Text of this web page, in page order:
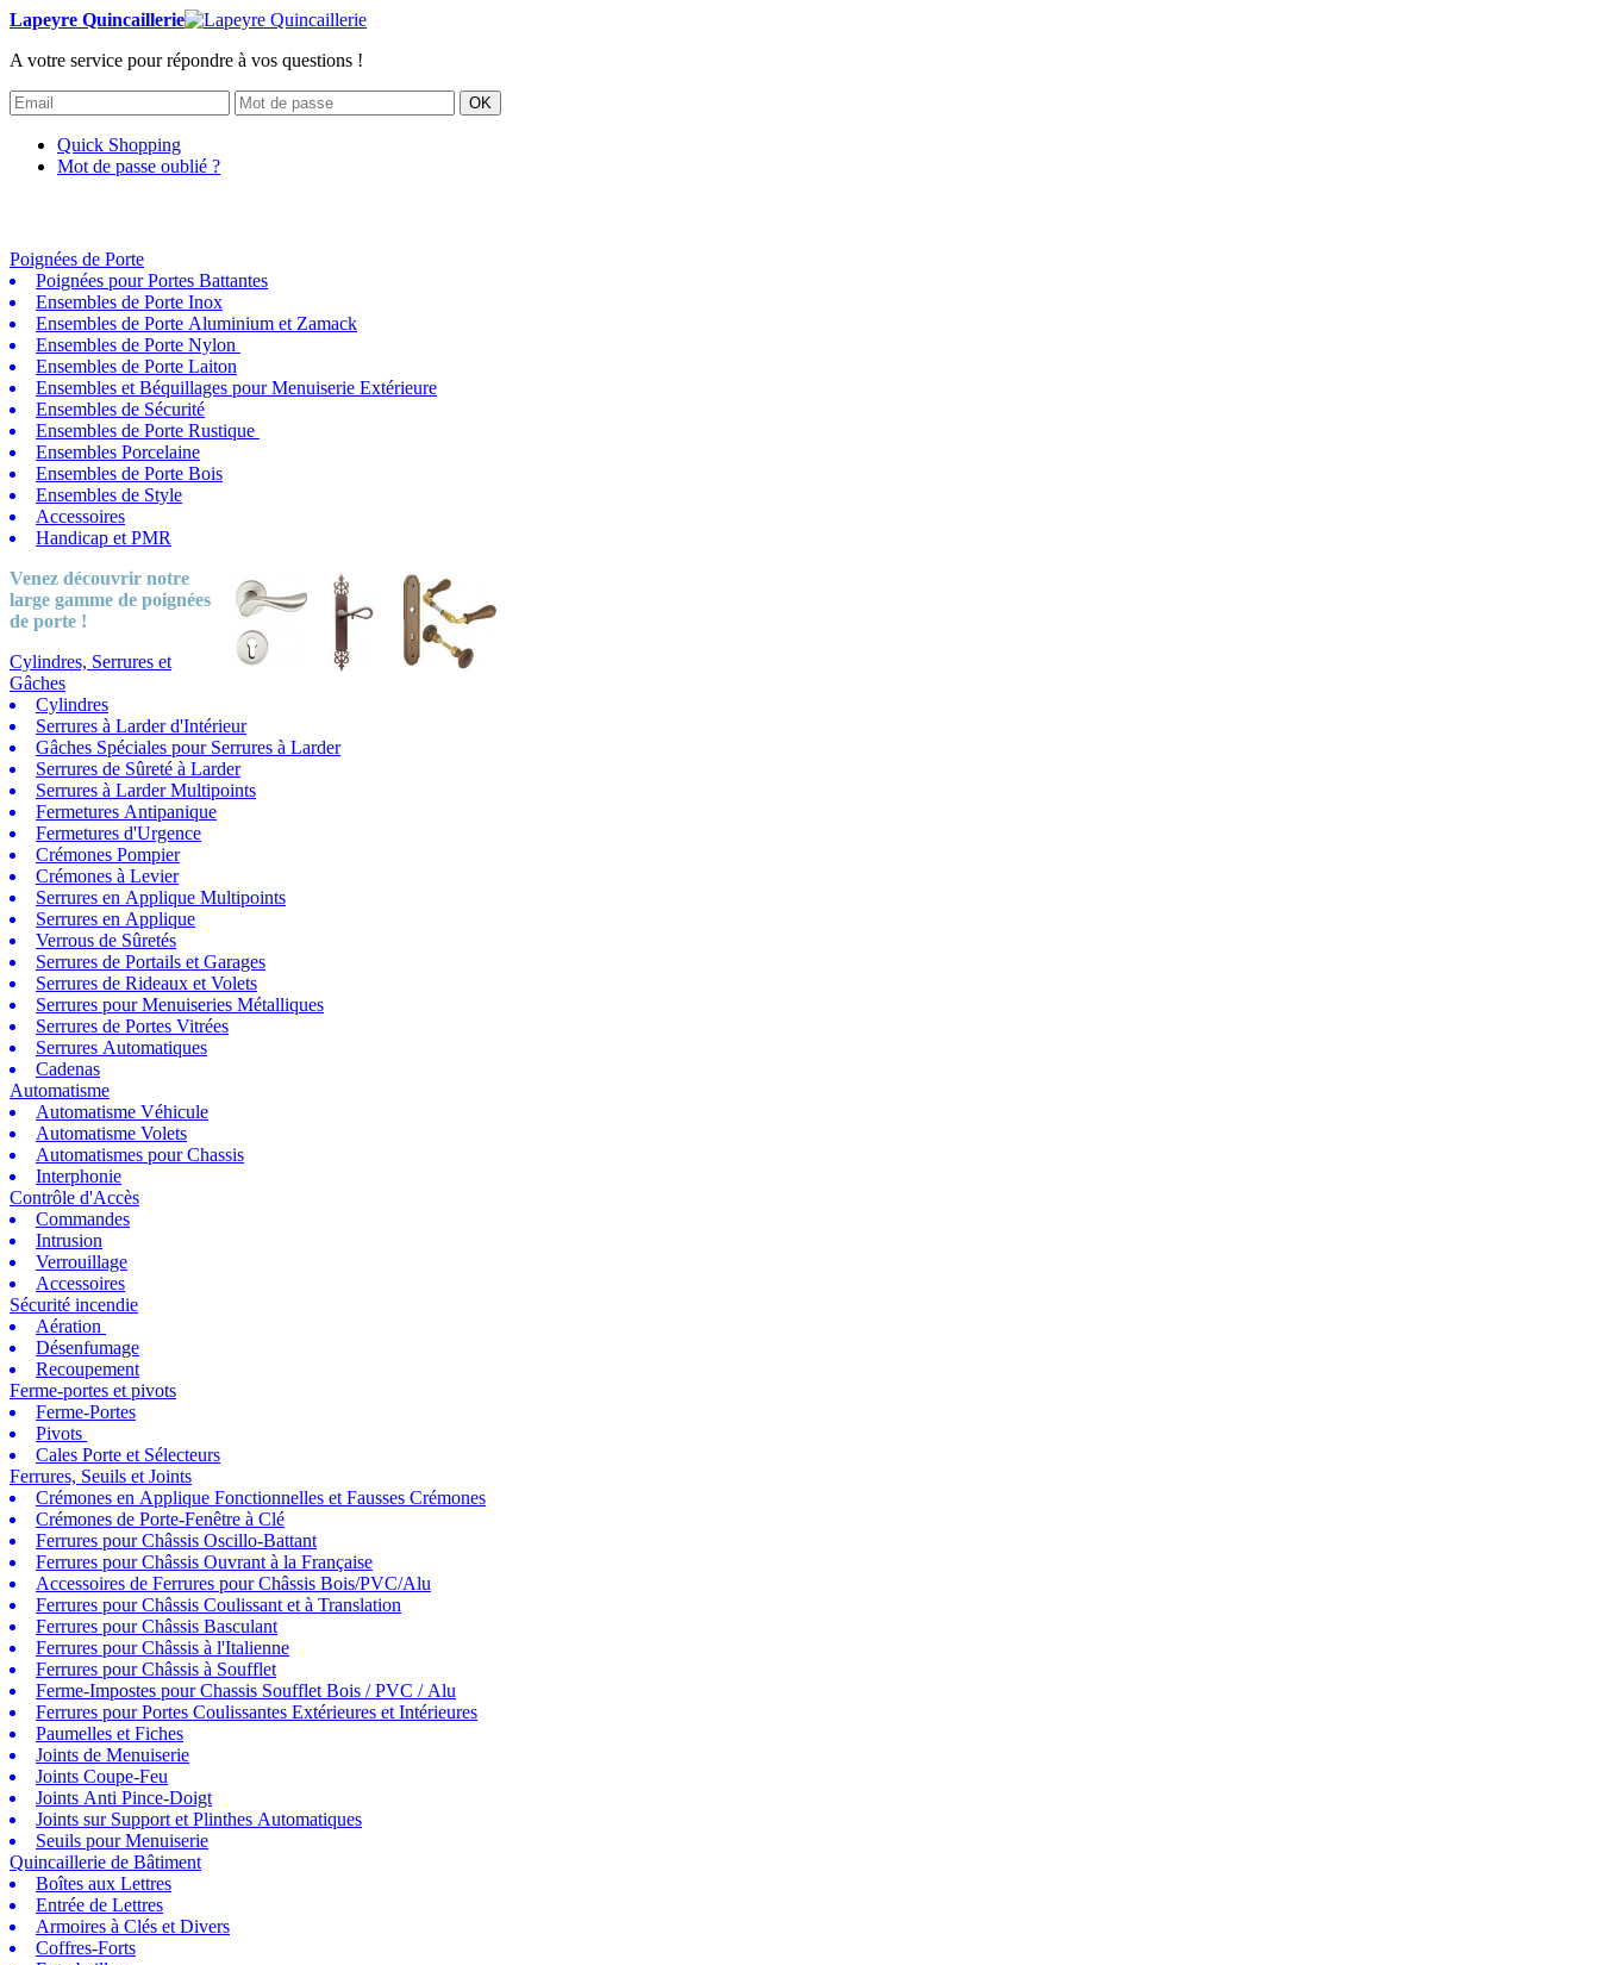
Lapeyre Quincaillerie
A votre service pour répondre à vos questions !
OK
Quick Shopping
Mot de passe oublié ?
Poignées de Porte
Poignées pour Portes Battantes
Ensembles de Porte Inox
Ensembles de Porte Aluminium et Zamack
Ensembles de Porte Nylon
Ensembles de Porte Laiton
Ensembles et Béquillages pour Menuiserie Extérieure
Ensembles de Sécurité
Ensembles de Porte Rustique
Ensembles Porcelaine
Ensembles de Porte Bois
Ensembles de Style
Accessoires
Handicap et PMR
Venez découvrir notre
large gamme de poignées
de porte !
Cylindres, Serrures et
Gâches
Cylindres
Serrures à Larder d'Intérieur
Gâches Spéciales pour Serrures à Larder
Serrures de Sûreté à Larder
Serrures à Larder Multipoints
Fermetures Antipanique
Fermetures d'Urgence
Crémones Pompier
Crémones à Levier
Serrures en Applique Multipoints
Serrures en Applique
Verrous de Sûretés
Serrures de Portails et Garages
Serrures de Rideaux et Volets
Serrures pour Menuiseries Métalliques
Serrures de Portes Vitrées
Serrures Automatiques
Cadenas
Automatisme
Automatisme Véhicule
Automatisme Volets
Automatismes pour Chassis
Interphonie
Contrôle d'Accès
Commandes
Intrusion
Verrouillage
Accessoires
Sécurité incendie
Aération
Désenfumage
Recoupement
Ferme-portes et pivots
Ferme-Portes
Pivots
Cales Porte et Sélecteurs
Ferrures, Seuils et Joints
Crémones en Applique Fonctionnelles et Fausses Crémones
Crémones de Porte-Fenêtre à Clé
Ferrures pour Châssis Oscillo-Battant
Ferrures pour Châssis Ouvrant à la Française
Accessoires de Ferrures pour Châssis Bois/PVC/Alu
Ferrures pour Châssis Coulissant et à Translation
Ferrures pour Châssis Basculant
Ferrures pour Châssis à l'Italienne
Ferrures pour Châssis à Soufflet
Ferme-Impostes pour Chassis Soufflet Bois / PVC / Alu
Ferrures pour Portes Coulissantes Extérieures et Intérieures
Paumelles et Fiches
Joints de Menuiserie
Joints Coupe-Feu
Joints Anti Pince-Doigt
Joints sur Support et Plinthes Automatiques
Seuils pour Menuiserie
Quincaillerie de Bâtiment
Boîtes aux Lettres
Entrée de Lettres
Armoires à Clés et Divers
Coffres-Forts